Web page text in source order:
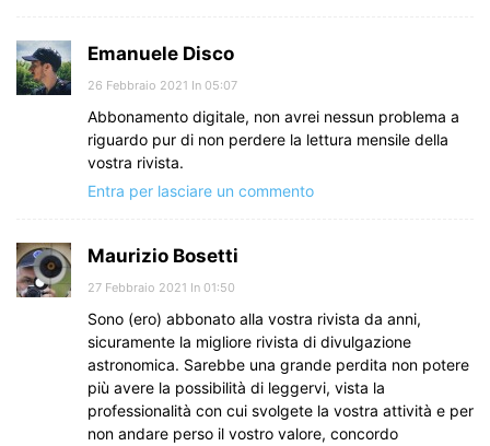
Emanuele Disco
26 Febbraio 2021 In 05:07
Abbonamento digitale, non avrei nessun problema a
riguardo pur di non perdere la lettura mensile della
vostra rivista.
Entra per lasciare un commento
Maurizio Bosetti
27 Febbraio 2021 In 01:50
Sono (ero) abbonato alla vostra rivista da anni,
sicuramente la migliore rivista di divulgazione
astronomica. Sarebbe una grande perdita non potere
più avere la possibilità di leggervi, vista la
professionalità con cui svolgete la vostra attività e per
non andare perso il vostro valore, concordo